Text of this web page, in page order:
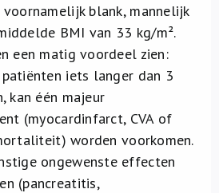
blank, mannelijk
BMI van 33 kg/m².
een matig voordeel zien:
iets langer dan 3
kan één majeur
(myocardinfarct, CVA of
worden voorkomen.
ongewenste effecten
(pancreatitis,